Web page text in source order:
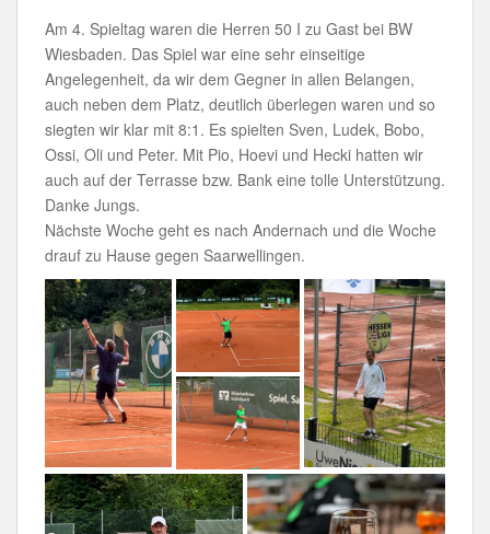
Am 4. Spieltag waren die Herren 50 I zu Gast bei BW
Wiesbaden. Das Spiel war eine sehr einseitige
Angelegenheit, da wir dem Gegner in allen Belangen,
auch neben dem Platz, deutlich überlegen waren und so
siegten wir klar mit 8:1. Es spielten Sven, Ludek, Bobo,
Ossi, Oli und Peter. Mit Pio, Hoevi und Hecki hatten wir
auch auf der Terrasse bzw. Bank eine tolle Unterstützung.
Danke Jungs.
Nächste Woche geht es nach Andernach und die Woche
drauf zu Hause gegen Saarwellingen.